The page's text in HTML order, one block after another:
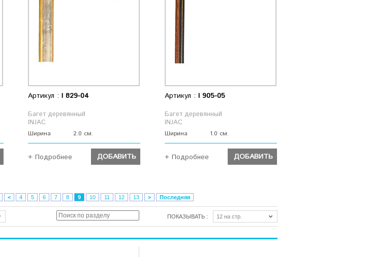
Артикул : I 829-04
Багет деревянный
INJAC
Ширина 2.0 см.
+ Подробнее ДОБАВИТЬ
Артикул : I 905-05
Багет деревянный
INJAC
Ширина 1.0 см.
+ Подробнее ДОБАВИТЬ
< 4 5 6 7 8 9 10 11 12 13 > Последняя
ПОКАЗЫВАТЬ : 12 на стр.